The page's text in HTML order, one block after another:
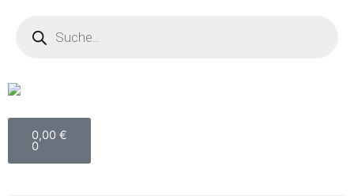
springen
0,00 €
0
Warenkorb